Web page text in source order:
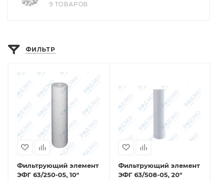
9 ТОВАРОВ
ФИЛЬТР
Фильтрующий элемент
ЭФГ 63/250-05, 10"
Фильтрующий элемент
ЭФГ 63/508-05, 20"